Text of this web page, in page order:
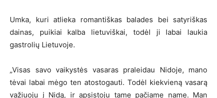
Umka, kuri atlieka romantiškas balades bei satyriškas
dainas, puikiai kalba lietuviškai, todėl ji labai laukia
gastrolių Lietuvoje.
„Visas savo vaikystės vasaras praleidau Nidoje, mano
tėvai labai mėgo ten atostogauti. Todėl kiekvieną vasarą
važiuoju į Nidą, ir apsistoju tame pačiame name. Man